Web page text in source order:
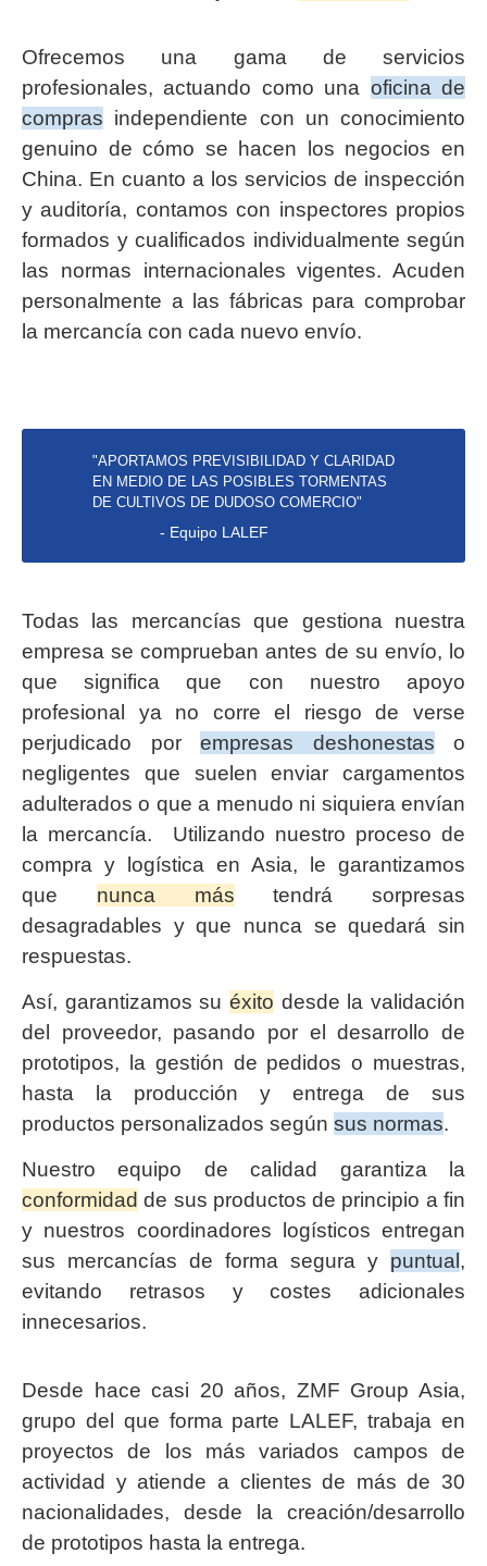
Ofrecemos una gama de servicios
profesionales, actuando como una oficina de
compras independiente con un conocimiento
genuino de cómo se hacen los negocios en
China. En cuanto a los servicios de inspección
y auditoría, contamos con inspectores propios
formados y cualificados individualmente según
las normas internacionales vigentes. Acuden
personalmente a las fábricas para comprobar
la mercancía con cada nuevo envío.
"APORTAMOS PREVISIBILIDAD Y CLARIDAD
EN MEDIO DE LAS POSIBLES TORMENTAS
DE CULTIVOS DE DUDOSO COMERCIO"
- Equipo LALEF
Todas las mercancías que gestiona nuestra
empresa se comprueban antes de su envío, lo
que significa que con nuestro apoyo
profesional ya no corre el riesgo de verse
perjudicado por empresas deshonestas o
negligentes que suelen enviar cargamentos
adulterados o que a menudo ni siquiera envían
la mercancía. Utilizando nuestro proceso de
compra y logística en Asia, le garantizamos
que nunca más tendrá sorpresas
desagradables y que nunca se quedará sin
respuestas.
Así, garantizamos su éxito desde la validación
del proveedor, pasando por el desarrollo de
prototipos, la gestión de pedidos o muestras,
hasta la producción y entrega de sus
productos personalizados según sus normas.
Nuestro equipo de calidad garantiza la
conformidad de sus productos de principio a fin
y nuestros coordinadores logísticos entregan
sus mercancías de forma segura y puntual ,
evitando retrasos y costes adicionales
innecesarios.
Desde hace casi 20 años, ZMF Group Asia,
grupo del que forma parte LALEF, trabaja en
proyectos de los más variados campos de
actividad y atiende a clientes de más de 30
nacionalidades, desde la creación/desarrollo
de prototipos hasta la entrega.